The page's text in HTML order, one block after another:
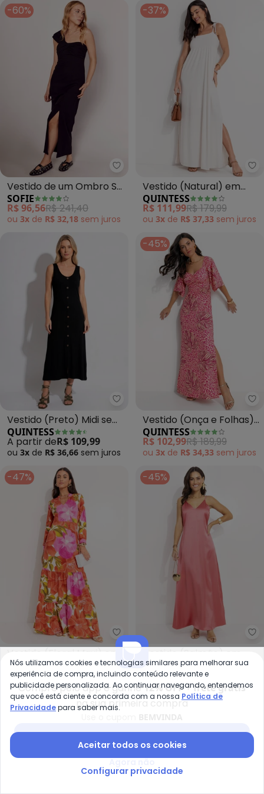
-60%
Sofie - Vestido de um Ombro
Vestido de um Ombro Só
em Alfaiataria (Preto)
SOFIE
R$ 96,56R$ 241,40
ou 3x de R$ 32,18 sem juros
-37%
Vestido (Natural) em
Malha Texturizada
QUINTESS
R$ 111,99R$ 179,99
ou 3x de R$ 37,33 sem juros
Quintess - Vestido (Preto) Midi
Vestido (Preto) Midi sem
Mangas com Botões
QUINTESS
A partir deR$ 109,99
ou 3x de R$ 36,66 sem juros
-45%
Vestido (Onça e Folhas)
em Malha Fria
QUINTESS
R$ 102,99R$ 189,99
ou 3x de R$ 34,33 sem juros
-47%
Quintess - Vestido (Floral Maxi)
Vestido (Floral Maxi) em
Malha Fria
QUINTESS
A partir deR$ 105,99R$ 199,99
ou3xdeR$ 35,33semjuros
-45%
Vestido (Salmão) em
Cetim
QUINTESS
A partir deR$ 109,99
ou3xdeR$ 36,66semjuros
-21%
Compre pelo app e ganhe12% OFF + frete grátis
na sua primeira compra
Nós utilizamos cookies e tecnologias similares para melhorar sua
experiência de compra, incluindo conteúdo relevante e
publicidade personalizada. Ao continuar navegando, entendemos
que você está ciente e concorda com a nossa Política de
Privacidadepara saber mais.
Aceitar todos os cookies
Configurar privacidade